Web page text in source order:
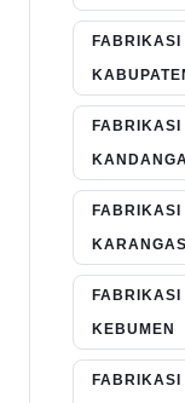
FABRIKASI
FABRIKASI
FABRIKASI
FABRIKASI
KEBUMEN
FABRIKASI